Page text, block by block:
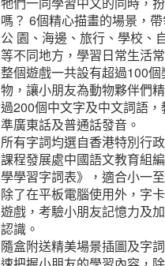
嗎？ 6個精心描畫的場景，
公 園、海邊、旅行、學校、
等不同地方，學習日常生活
整個遊戲一共設有超過100
物，讓小朋友為動物夥伴們
過200個中文字及中文詞語
準廣東話及普通話發音。
所有字詞均選自香港特別行
課程發展處中國語文教育組
學學習字詞表》，適合小一
除了在平板電腦使用外，字
遊戲，考驗小朋友記憶力及
認識。
隨盒附送精美場景插圖及字